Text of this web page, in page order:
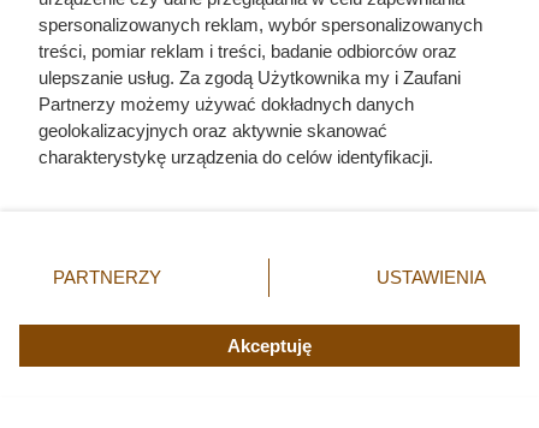
razem wzięci. Mimo to czczą go
jako bohatera
spersonalizowanych reklam, wybór spersonalizowanych
treści, pomiar reklam i treści, badanie odbiorców oraz
ulepszanie usług. Za zgodą Użytkownika my i Zaufani
Partnerzy możemy używać dokładnych danych
geolokalizacyjnych oraz aktywnie skanować
charakterystykę urządzenia do celów identyfikacji.
zmienić/wycofać klikając przycisk ustawień prywatności
znajdujący się w lewym dolnym rogu strony. Niektóre
użytkownika, ale masz prawo sprzeciwić się takiemu
przetwarzaniu. Preferencje będą miały zastosowania tylko
PARTNERZY USTAWIENIA
Akceptuję